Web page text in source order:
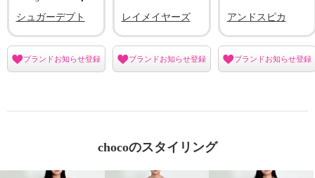
シュガーデプト
ブランドお知らせ登録
レイメイヤーズ
ブランドお知らせ登録
アンドスピカ
ブランドお知らせ登録
chocoのスタイリング